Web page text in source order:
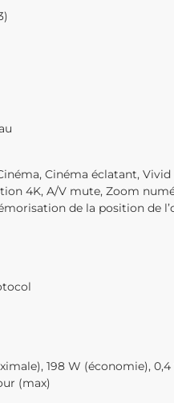
Cinéma éclatant, Vivid
4K, A/V mute, Zoom
de la position de
198 W (économie),
(max)